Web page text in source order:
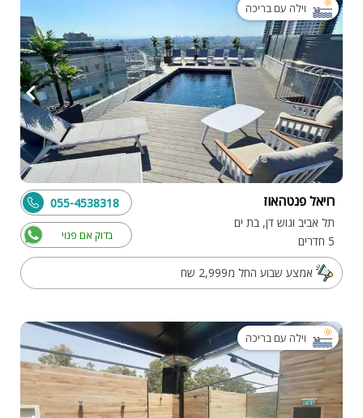
וילה עם בריכה
רויאל פנטהאוז
תל אביב וגוש דן, בת ים
5 חדרים
בדוק אם פנוי
055-4538318
אמצע שבוע החל מ2,999 שח
וילה עם בריכה